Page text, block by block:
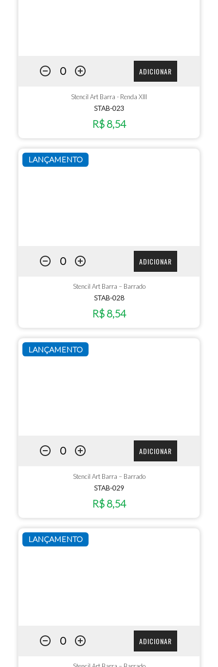
ADICIONAR
Stencil Art Barra - Renda XIII
STAB-023
R$ 8,54
LANÇAMENTO
ADICIONAR
Stencil Art Barra – Barrado
STAB-028
R$ 8,54
LANÇAMENTO
ADICIONAR
Stencil Art Barra – Barrado
STAB-029
R$ 8,54
LANÇAMENTO
ADICIONAR